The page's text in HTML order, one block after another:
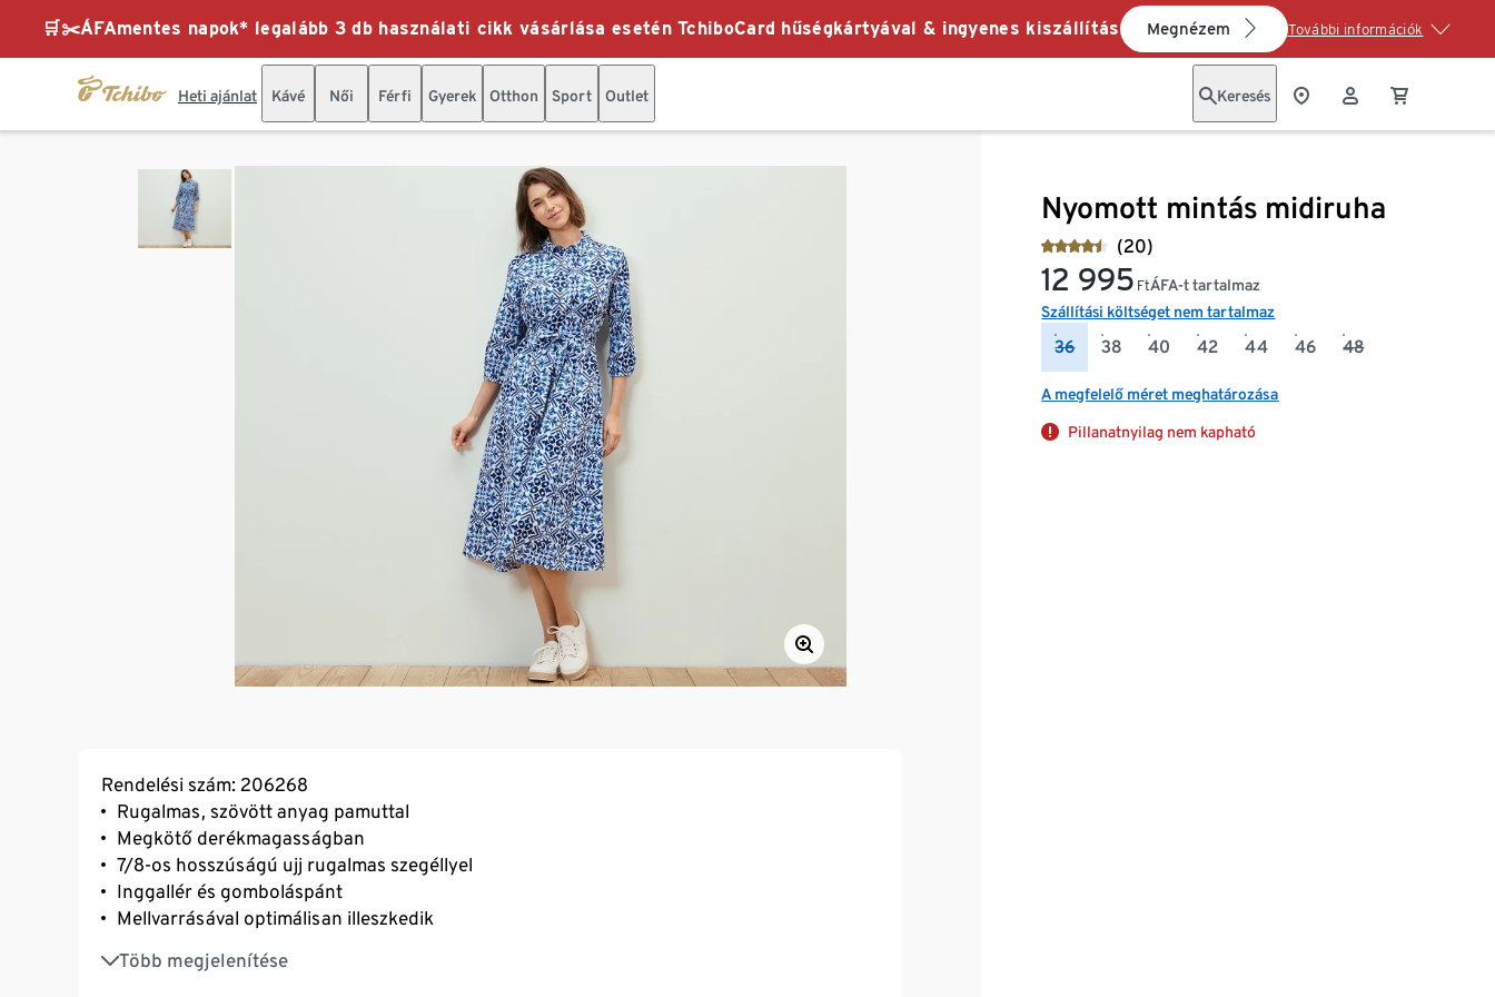
🛒✂️ÁFAmentes napok* legalább 3 db használati cikk vásárlása esetén TchiboCard hűségkártyával & ingyenes kiszállítás Megnézem További információk
Heti ajánlat Kávé Női Férfi Gyerek Otthon Sport Outlet Keresés
Nyomott mintás midiruha
(20)
12 995 FtÁFA-t tartalmaz
Szállítási költséget nem tartalmaz
36 38 40 42 44 46 48
A megfelelő méret meghatározása
Pillanatnyilag nem kapható
Rendelési szám: 206268
Rugalmas, szövött anyag pamuttal
Megkötő derékmagasságban
7/8-os hosszúságú ujj rugalmas szegéllyel
Inggallér és gomboláspánt
Mellvarrásával optimálisan illeszkedik
Több megjelenítése
Nyárias nyomott minta
Gyöngyházfényű gombok